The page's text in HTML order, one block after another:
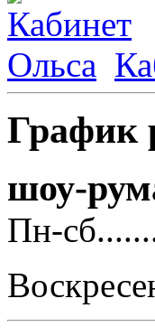
График
шоу-
Пн-